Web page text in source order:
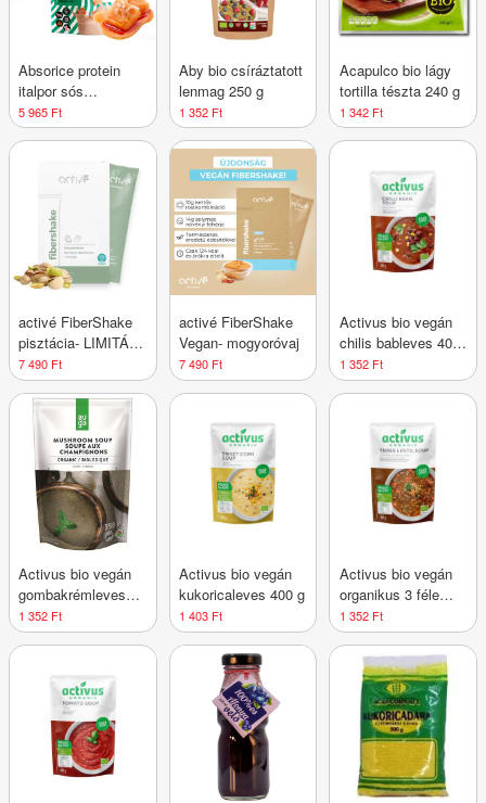
Absorice protein
italpor sós
karamellás 500 g
5 965 Ft
Aby bio csíráztatott
lenmag 250 g
1 352 Ft
Acapulco bio lágy
tortilla tészta 240 g
1 342 Ft
activé FiberShake
pisztácia- LIMITÁLT
KIADÁS
7 490 Ft
activé FiberShake
Vegan- mogyoróvaj
7 490 Ft
Activus bio vegán
chilis bableves 400
g1 352 Ft
Activus bio vegán
gombakrémleves
400 g
1 352 Ft
Activus bio vegán
kukoricaleves 400 g
1 403 Ft
Activus bio vegán
organikus 3 féle
lencseleves 400 g
1 352 Ft